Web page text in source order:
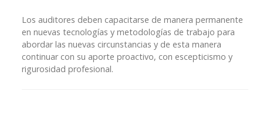
Los auditores deben capacitarse de manera permanente
en nuevas tecnologías y metodologías de trabajo para
abordar las nuevas circunstancias y de esta manera
continuar con su aporte proactivo, con escepticismo y
rigurosidad profesional.